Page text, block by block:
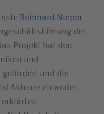
Reinhard Nieper
der
Projekt hat den
und
und die
Akteure einander
erklärtes